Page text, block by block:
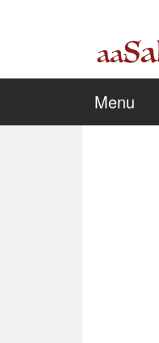
Menu